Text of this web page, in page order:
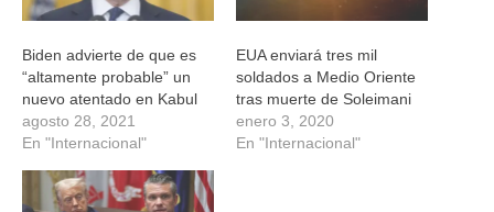
Biden advierte de que es
“altamente probable” un
nuevo atentado en Kabul
agosto 28, 2021
En "Internacional"
EUA enviará tres mil
soldados a Medio Oriente
tras muerte de Soleimani
enero 3, 2020
En "Internacional"